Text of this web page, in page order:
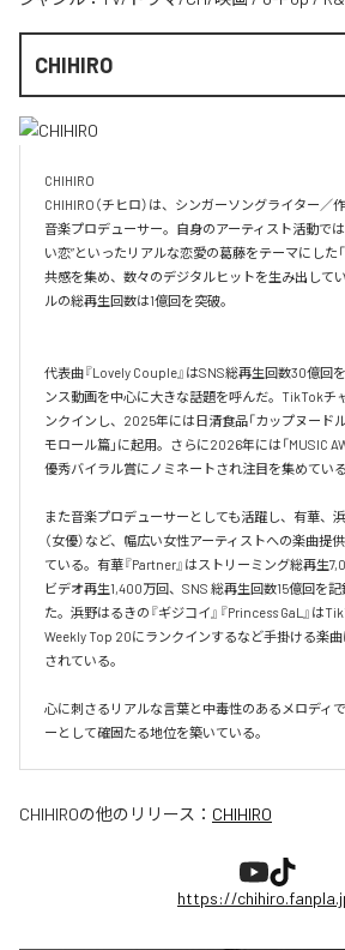
CHIHIRO
CHIHIRO
CHIHIRO（チヒロ）は、シンガーソングライター
音楽プロデューサー。自身のアーティスト活動では
い恋”といったリアルな恋愛の葛藤をテーマにした
共感を集め、数々のデジタルヒットを生み出して
ルの総再生回数は1億回を突破。
代表曲『Lovely Couple』はSNS総再生回数30億回
ンス動画を中心に大きな話題を呼んだ。TikTokチ
ンクインし、2025年には日清食品「カップヌードル
モロール篇」に起用。さらに2026年には「MUSIC
優秀バイラル賞にノミネートされ注目を集めている
また音楽プロデューサーとしても活躍し、有華、
（女優）など、幅広い女性アーティストへの楽曲提
ている。有華『Partner』はストリーミング総再生
ビデオ再生1,400万回、SNS 総再生回数15億回を
た。浜野はるきの『ギジコイ』『Princess GaL』は
Weekly Top 20にランクインするなど手掛ける楽
されている。
心に刺さるリアルな言葉と中毒性のあるメロディ
ーとして確固たる地位を築いている。
CHIHIROの他のリリース： CHIHIRO
https://